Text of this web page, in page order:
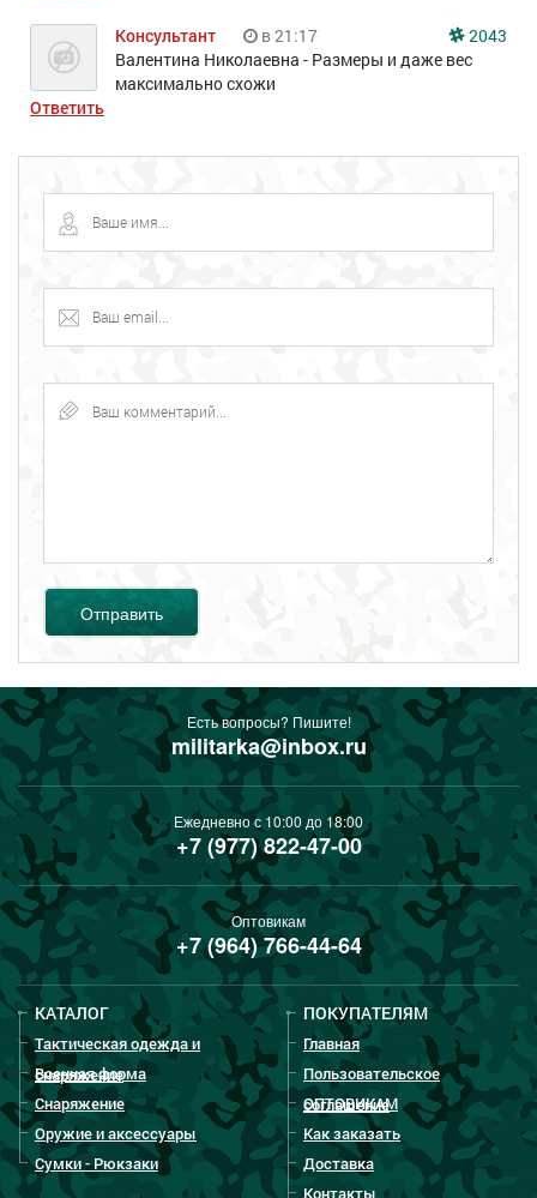
Консультант в 21:17
2043
Валентина Николаевна - Размеры и даже вес
максимально схожи
Ответить
Отправить
Есть вопросы? Пишите!
militarka@inbox.ru
Ежедневно с 10:00 до 18:00
+7 (977) 822-47-00
Оптовикам
+7 (964) 766-44-64
КАТАЛОГ
Тактическая одежда и
снаряжение
Военная форма
Снаряжение
Оружие и аксессуары
Сумки - Рюкзаки
ПОКУПАТЕЛЯМ
Главная
Пользовательское
соглашение
ОПТОВИКАМ
Как заказать
Доставка
Контакты